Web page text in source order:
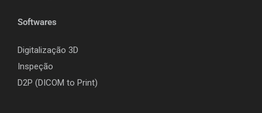
Softwares
Digitalização 3D
Inspeção
D2P (DICOM to Print)